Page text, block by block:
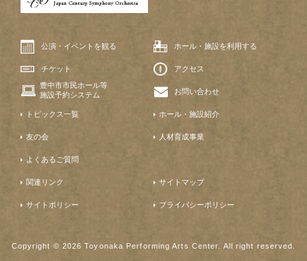
公演・イベントを観る ホール・施設を利用する
チケット
アクセス
豊中市市民ホール等
施設予約システム
お問い合わせ
トピックス一覧 ホール・施設紹介
友の会 人材育成事業
よくあるご質問
関連リンク サイトマップ
サイトポリシー プライバシーポリシー
Copyright © 2026 Toyonaka Performing Arts Center. All right reserved.